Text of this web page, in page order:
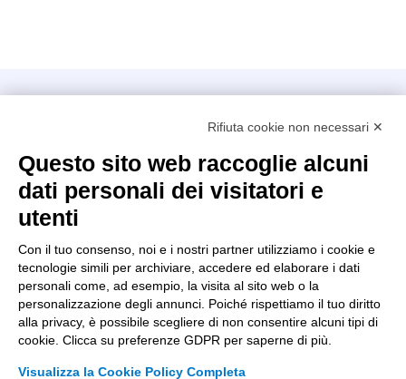
Kilometro Rosso innovation district
+39 035 0690366
info@intellimech.it
Copyright 2026, P.iva 03388700167
Seguici su
Rifiuta cookie non necessari ✕
Questo sito web raccoglie alcuni
dati personali dei visitatori e
utenti
Con il tuo consenso, noi e i nostri partner utilizziamo i cookie e
tecnologie simili per archiviare, accedere ed elaborare i dati
personali come, ad esempio, la visita al sito web o la
personalizzazione degli annunci. Poiché rispettiamo il tuo diritto
alla privacy, è possibile scegliere di non consentire alcuni tipi di
cookie. Clicca su preferenze GDPR per saperne di più.
Visualizza la Cookie Policy Completa